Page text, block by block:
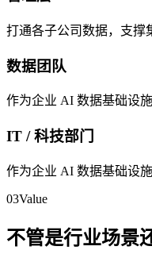
打通各子公司数据，支撑
数据团队
作为企业 AI 数据基础设
IT / 科技部门
作为企业 AI 数据基础设
03Value
不管是行业场景